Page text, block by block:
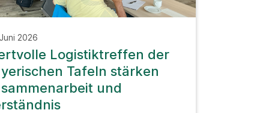
2026
Logistiktreffen der
Tafeln stärken
und